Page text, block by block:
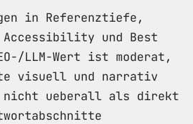
in Referenztiefe,
Accessibility und Best
LLM-Wert ist moderat,
visuell und narrativ
ueberall als direkt